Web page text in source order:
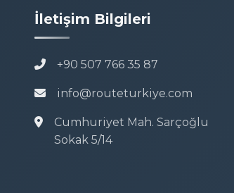
İletişim Bilgileri
+90 507 766 35 87
info@routeturkiye.com
Cumhuriyet Mah. Sarçoğlu
Sokak 5/14